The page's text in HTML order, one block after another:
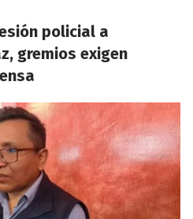
policial a
gremios exigen